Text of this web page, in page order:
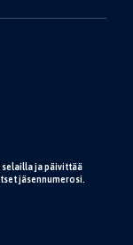
selailla ja päivittää
jäsennumerosi.